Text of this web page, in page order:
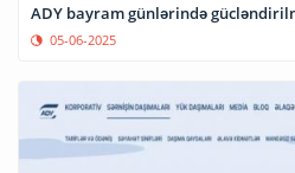
ADY bayram günlərində
05-06-2025